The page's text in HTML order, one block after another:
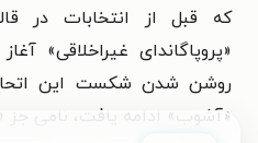
که قبل از انتخابات در
«پروپاگاندای غیراخلاقی»
روشن شدن شکست این
«آشوب» ادامه یافت، نامی جز